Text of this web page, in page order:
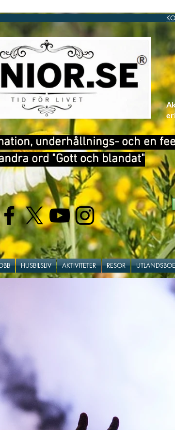
underhållnings- och en
ord "Gott och blandat"
HUSBILSLIV AKTIVITETER RESOR